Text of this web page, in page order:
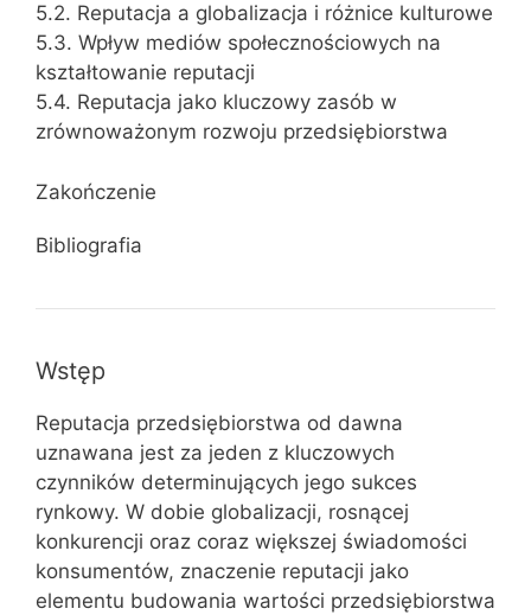
5.2. Reputacja a globalizacja i różnice kulturowe
5.3. Wpływ mediów społecznościowych na
kształtowanie reputacji
5.4. Reputacja jako kluczowy zasób w
zrównoważonym rozwoju przedsiębiorstwa
Zakończenie
Bibliografia
Wstęp
Reputacja przedsiębiorstwa od dawna
uznawana jest za jeden z kluczowych
czynników determinujących jego sukces
rynkowy. W dobie globalizacji, rosnącej
konkurencji oraz coraz większej świadomości
konsumentów, znaczenie reputacji jako
elementu budowania wartości przedsiębiorstwa